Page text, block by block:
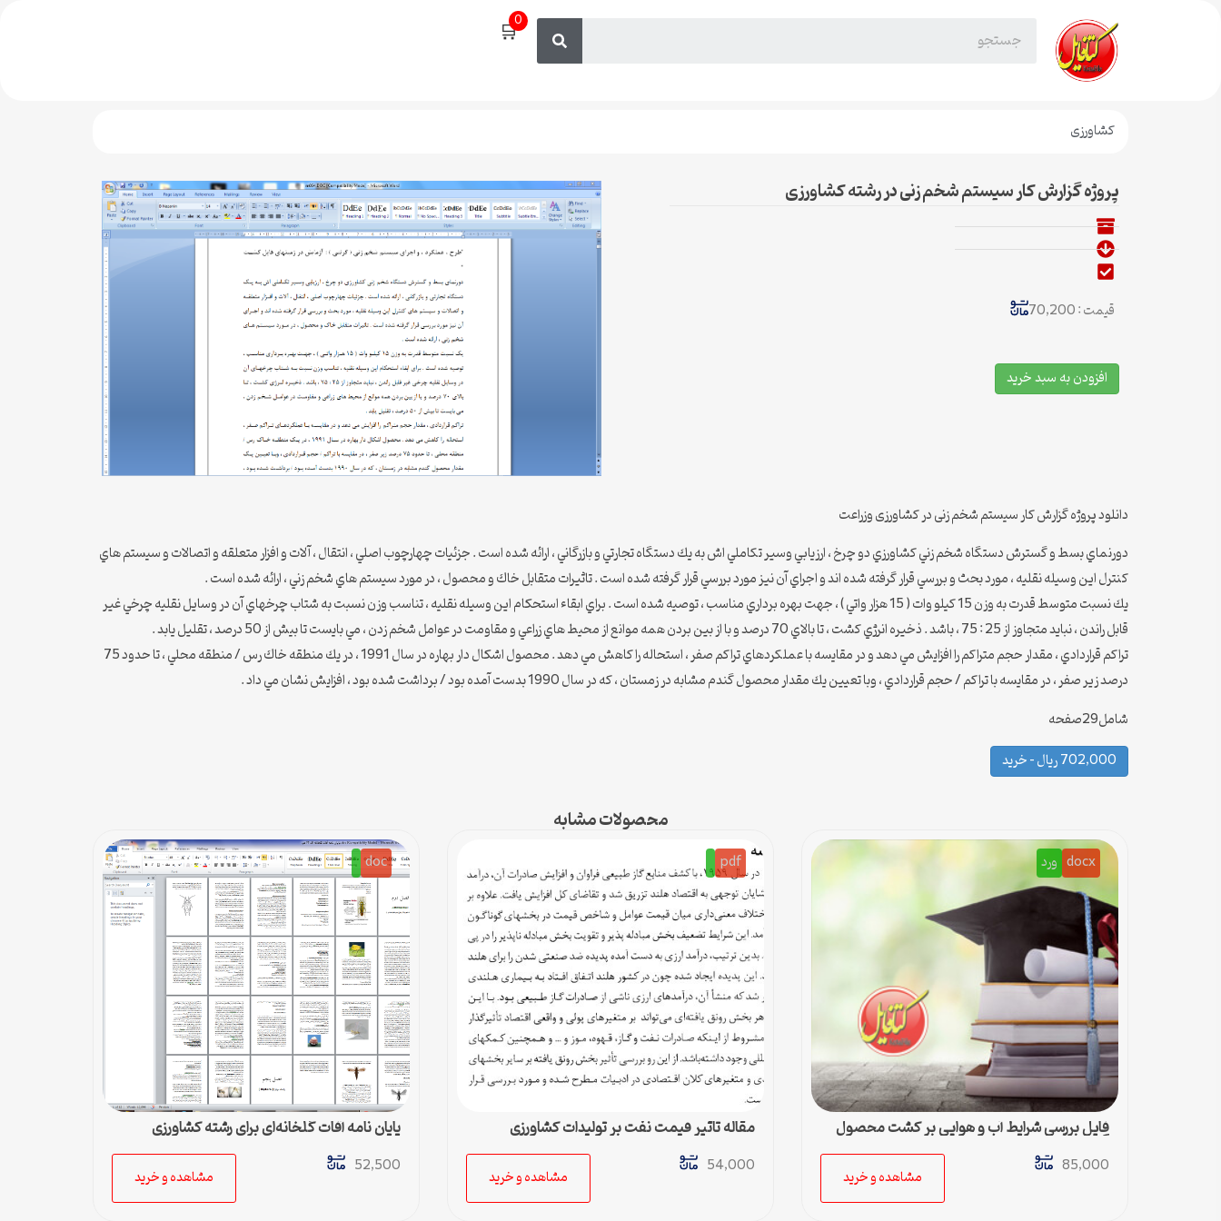
🛒0
کشاورزی
پروژه گزارش کار سیستم شخم زنی در رشته کشاورزی
قیمت : 70,200
افزودن به سبد خرید
دانلود پروژه گزارش کار سیستم شخم زنی در کشاورزی وزراعت
دورنماي بسط و گسترش دستگاه شخم زني كشاورزي دو چرخ ، ارزيابي وسير تكاملي اش به يك دستگاه تجارتي و بازرگاني ، ارائه شده است . جزئيات چهارچوب اصلي ، انتقال ، آلات و افزار متعلقه و اتصالات و سيستم هاي
كنترل اين وسيله نقليه ، مورد بحث و بررسي قرار گرفته شده اند و اجراي آن نيز مورد بررسي قرار گرفته شده است . تاثيرات متقابل خاك و محصول ، در مورد سيستم هاي شخم زني ، ارائه شده است .
يك نسبت متوسط قدرت به وزن 15 كيلو وات ( 15 هزار واتي ) ، جهت بهره برداري مناسب ، توصيه شده است . براي ابقاء استحكام اين وسيله نقليه ، تناسب وزن نسبت به شتاب چرخهاي آن در وسايل نقليه چرخي غير
قابل راندن ، نبايد متجاوز از 25 : 75 ، باشد . ذخيره انرژي كشت ، تا بالاي 70 درصد و با از بين بردن همه موانع از محيط هاي زراعي و مقاومت در عوامل شخم زدن ، مي بايست تا بيش از 50 درصد ، تقليل يابد .
تراكم قراردادي ، مقدار حجم متراكم را افزايش مي دهد و در مقايسه با عملكردهاي تراكم صفر ، استحاله را كاهش مي دهد . محصول اشكال دار بهاره در سال 1991 ، در يك منطقه خاك رس / منطقه محلي ، تا حدود 75
درصد زير صفر ، در مقايسه با تراكم / حجم قراردادي ، وبا تعيين يك مقدار محصول گندم مشابه در زمستان ، كه در سال 1990 بدست آمده بود / برداشت شده بود ، افزايش نشان مي داد .
شامل29صفحه
702,000 ریال – خرید
محصولات مشابه
docx ورد
فایل بررسی شرایط آب و هوایی بر کشت محصول
گندم
85,000
مشاهده و خرید
pdf
مقاله تاثیر قیمت نفت بر تولیدات کشاورزی
54,000
مشاهده و خرید
doc
پایان نامه آفات گلخانه‌ای برای رشته کشاورزی
52,500
مشاهده و خرید